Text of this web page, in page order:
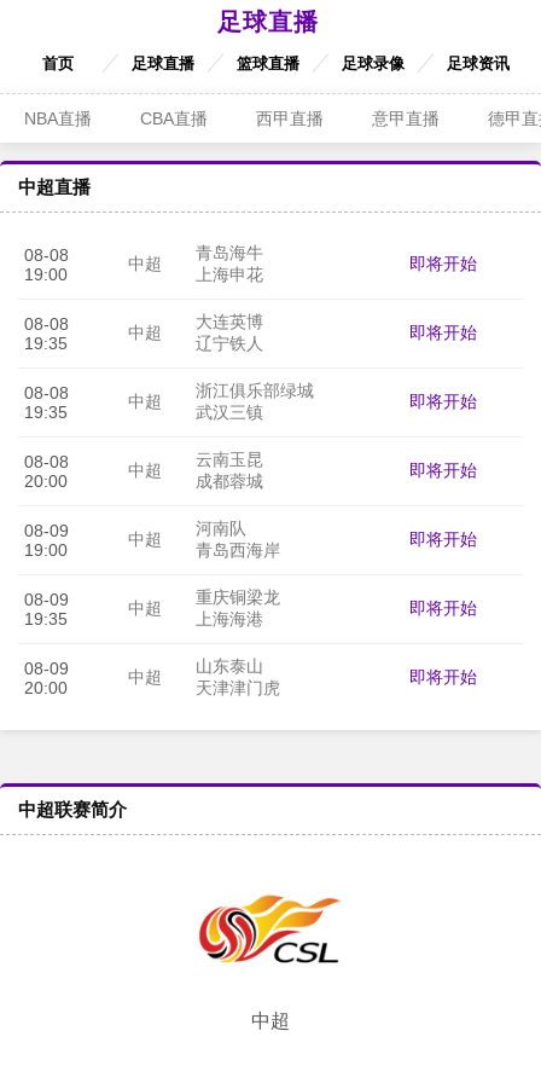
足球直播
首页 足球直播 篮球直播 足球录像 足球资讯
NBA直播 CBA直播 西甲直播 意甲直播 德甲
中超直播
08-08
19:00
中超
青岛海牛
上海申花
即将开始
08-08
19:35
中超
大连英博
辽宁铁人
即将开始
08-08
19:35
中超
浙江俱乐部绿城
武汉三镇
即将开始
08-08
20:00
中超
云南玉昆
成都蓉城
即将开始
08-09
19:00
中超
河南队
青岛西海岸
即将开始
08-09
19:35
中超
重庆铜梁龙
上海海港
即将开始
08-09
20:00
中超
山东泰山
天津津门虎
即将开始
中超联赛简介
中超